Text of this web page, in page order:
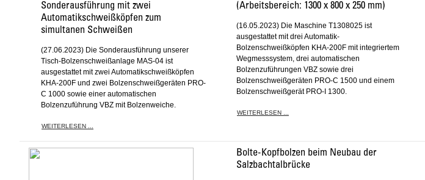
Sonderausführung mit zwei
Automatikschweißköpfen zum
simultanen Schweißen
(27.06.2023) Die Sonderausführung unserer
Tisch-Bolzenschweißanlage MAS-04 ist
ausgestattet mit zwei Automatikschweißköpfen
KHA-200F und zwei Bolzenschweißgeräten PRO-
C 1000 sowie einer automatischen
Bolzenzuführung VBZ mit Bolzenweiche.
WEITERLESEN ...
(Arbeitsbereich: 1300 x 800 x 250 mm)
(16.05.2023) Die Maschine T1308025 ist
ausgestattet mit drei Automatik-
Bolzenschweißköpfen KHA-200F mit integriertem
Wegmesssystem, drei automatischen
Bolzenzuführungen VBZ sowie drei
Bolzenschweißgeräten PRO-C 1500 und einem
Bolzenschweißgerät PRO-I 1300.
WEITERLESEN ...
Bolte-Kopfbolzen beim Neubau der
Salzbachtalbrücke